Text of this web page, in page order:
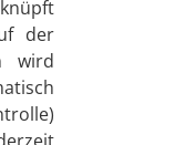
der
wird